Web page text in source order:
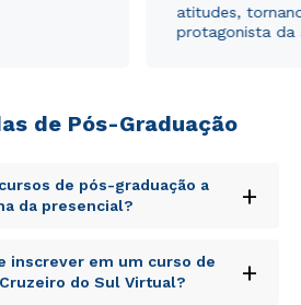
atitudes,
protagonista da
de Pós-Graduação
de pós-graduação a
da presencial?
+
omnis iste natus error sit
doloremque laudantium,
ipsa quae ab illo inventore
inscrever em um curso de
do Sul Virtual?
+